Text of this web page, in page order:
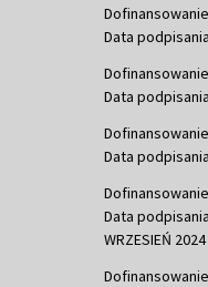
Data
Data
Data
Data
WRZESIEŃ